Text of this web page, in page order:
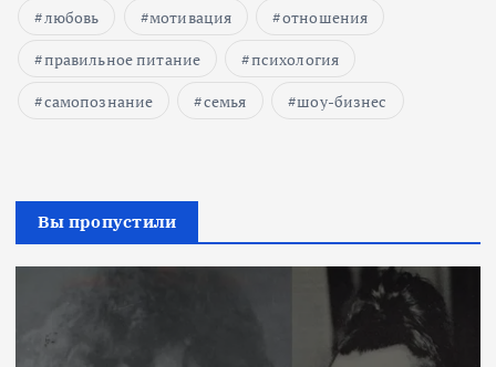
любовь
мотивация
отношения
правильное питание
психология
самопознание
семья шоу-бизнес
Вы пропустили